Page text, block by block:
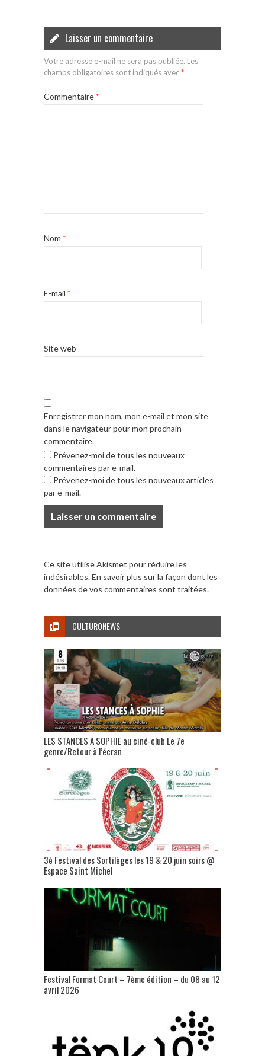
Laisser un commentaire
Votre adresse e-mail ne sera pas publiée. Les
champs obligatoires sont indiqués avec*
Commentaire*
Nom *
E-mail *
Site web
Enregistrer mon nom, mon e-mail et mon site
dans le navigateur pour mon prochain
commentaire.
Prévenez-moi de tous les nouveaux
commentaires par e-mail.
Prévenez-moi de tous les nouveaux articles
par e-mail.
Ce site utilise Akismet pour réduire les
indésirables.En savoir plus sur la façon dont les
données de vos commentaires sont traitées.
CULTURONEWS
LES STANCES A SOPHIE au ciné-club Le 7e
genre/Retour à l’écran
3è Festival des Sortilèges les 19 & 20 juin soirs @
Espace Saint Michel
Festival Format Court – 7ème édition – du 08 au 12
avril 2026